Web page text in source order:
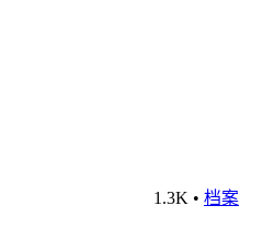
1.3K • 档案